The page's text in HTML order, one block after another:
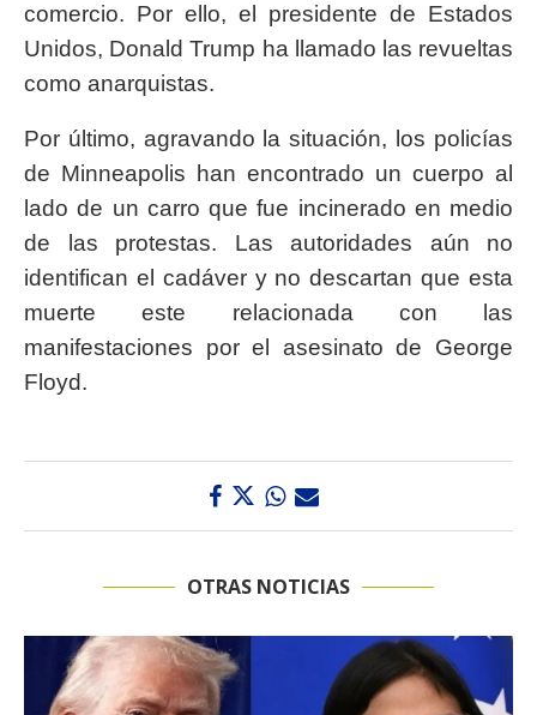
comercio. Por ello, el presidente de Estados
Unidos, Donald Trump ha llamado las revueltas
como anarquistas.
Por último, agravando la situación, los policías
de Minneapolis han encontrado un cuerpo al
lado de un carro que fue incinerado en medio
de las protestas. Las autoridades aún no
identifican el cadáver y no descartan que esta
muerte este relacionada con las
manifestaciones por el asesinato de George
Floyd.
OTRAS NOTICIAS